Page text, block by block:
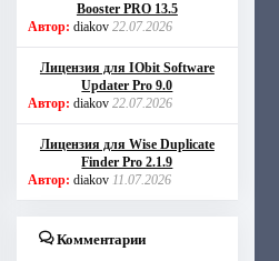
Booster PRO 13.5
Автор: diakov 22.07.2026
Лицензия для IObit Software
Updater Pro 9.0
Автор: diakov 22.07.2026
Лицензия для Wise Duplicate
Finder Pro 2.1.9
Автор: diakov 11.07.2026
Комментарии